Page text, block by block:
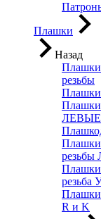
Плашки
Назад
Плашки
резьбы
Плашки
ЛЕВЫЕ
Плашки
резьба
Плашки
R и K